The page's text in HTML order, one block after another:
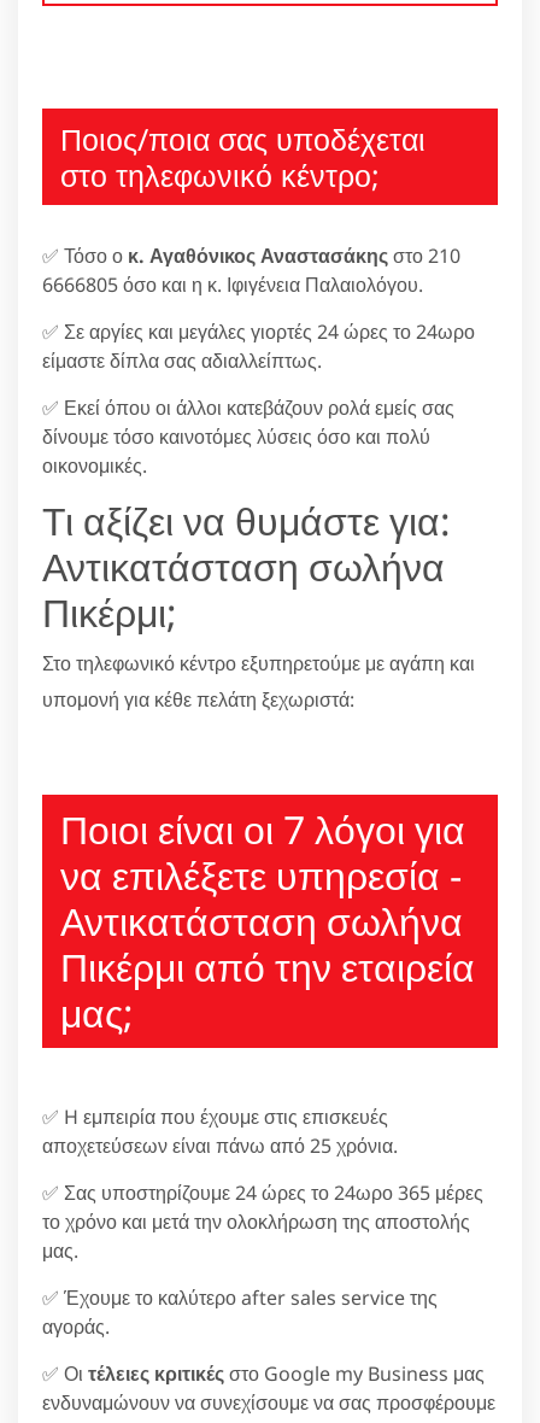
Ποιος/ποια σας υποδέχεται
στο τηλεφωνικό κέντρο;
✅ Τόσο ο κ. Αγαθόνικος Αναστασάκηςστο 210
6666805 όσο και η κ. Ιφιγένεια Παλαιολόγου.
✅ Σε αργίες και μεγάλες γιορτές 24 ώρες το 24ωρο
είμαστε δίπλα σας αδιαλλείπτως.
✅ Εκεί όπου οι άλλοι κατεβάζουν ρολά εμείς σας
δίνουμε τόσο καινοτόμες λύσεις όσο και πολύ
οικονομικές.
Τι αξίζει να θυμάστε για:
Αντικατάσταση σωλήνα
Πικέρμι;
Στο τηλεφωνικό κέντρο εξυπηρετούμε με αγάπη και
υπομονή για κέθε πελάτη ξεχωριστά:
Ποιοι είναι οι 7 λόγοι για
να επιλέξετε υπηρεσία -
Αντικατάσταση σωλήνα
Πικέρμι από την εταιρεία
μας;
✅ H εμπειρία που έχουμε στις επισκευές
αποχετεύσεων είναι πάνω από 25 χρόνια.
✅ Σας υποστηρίζουμε 24 ώρες το 24ωρο 365 μέρες
το χρόνο και μετά την ολοκλήρωση της αποστολής
μας.
✅ Έχουμε το καλύτερο after sales service της
αγοράς.
✅ Οι τέλειες κριτικέςστο Google my Business μας
ενδυναμώνουν να συνεχίσουμε να σας προσφέρουμε